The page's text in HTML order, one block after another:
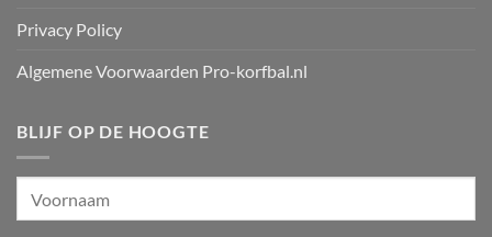
Privacy Policy
Algemene Voorwaarden Pro-korfbal.nl
BLIJF OP DE HOOGTE